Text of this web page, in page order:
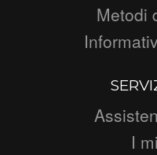
Metodi
I